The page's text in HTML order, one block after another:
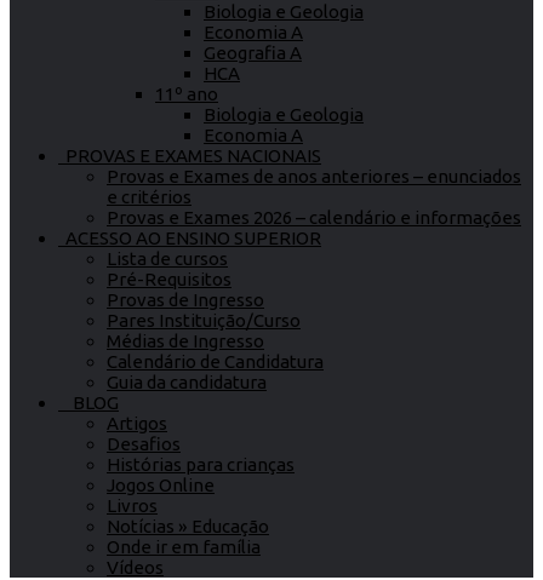
Biologia e Geologia
Economia A
Geografia A
HCA
11º ano
Biologia e Geologia
Economia A
PROVAS E EXAMES NACIONAIS
Provas e Exames de anos anteriores – enunciados
e critérios
Provas e Exames 2026 – calendário e informações
ACESSO AO ENSINO SUPERIOR
Lista de cursos
Pré-Requisitos
Provas de Ingresso
Pares Instituição/Curso
Médias de Ingresso
Calendário de Candidatura
Guia da candidatura
BLOG
Artigos
Desafios
Histórias para crianças
Jogos Online
Livros
Notícias » Educação
Onde ir em família
Vídeos